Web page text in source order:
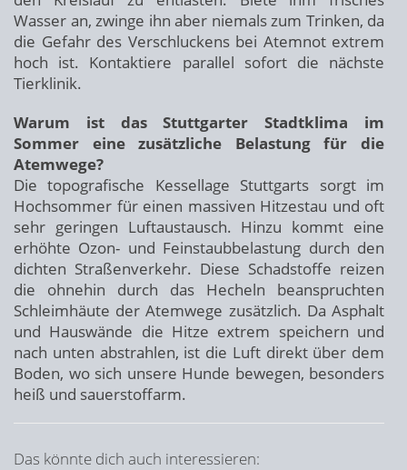
Wasser an, zwinge ihn aber niemals zum Trinken, da
die Gefahr des Verschluckens bei Atemnot extrem
hoch ist. Kontaktiere parallel sofort die nächste
Tierklinik.
Warum ist das Stuttgarter Stadtklima im
Sommer eine zusätzliche Belastung für die
Atemwege?
Die topografische Kessellage Stuttgarts sorgt im
Hochsommer für einen massiven Hitzestau und oft
sehr geringen Luftaustausch. Hinzu kommt eine
erhöhte Ozon- und Feinstaubbelastung durch den
dichten Straßenverkehr. Diese Schadstoffe reizen
die ohnehin durch das Hecheln beanspruchten
Schleimhäute der Atemwege zusätzlich. Da Asphalt
und Hauswände die Hitze extrem speichern und
nach unten abstrahlen, ist die Luft direkt über dem
Boden, wo sich unsere Hunde bewegen, besonders
heiß und sauerstoffarm.
Das könnte dich auch interessieren: